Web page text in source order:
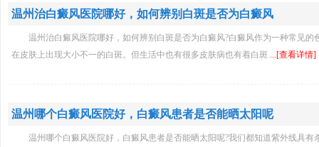
温州治白癜风医院哪好，如何辨别白斑是否为白癜风
温州治白癜风医院哪好，如何辨别白斑是否为白癜风?白癜风作为一种常见
在皮肤上出现大小不一的白斑。但生活中也有很多皮肤病也有着白斑 ...[查看详情]
温州哪个白癜风医院好，白癜风患者是否能晒太阳呢
温州哪个白癜风医院好，白癜风患者是否能晒太阳呢?我们都知道紫外线具